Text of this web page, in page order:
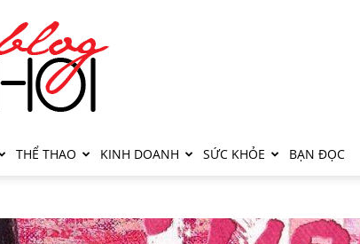
THỂ THAO KINH DOANH SỨC KHỎE BẠN ĐỌC